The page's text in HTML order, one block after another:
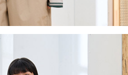
他人資訊註冊。若發現惡意使用之情形，
該用戶之使用額度並採取法律行動。